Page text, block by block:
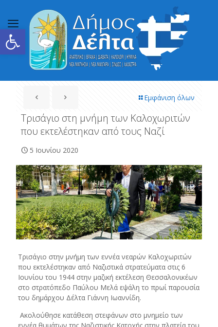
Ανοίξτε τη γραμμή εργαλείων
Εμφάνιση όλων
Τρισάγιο στη μνήμη των Καλοχωριτών
που εκτελέστηκαν από τους Ναζί
5 Ιουνίου 2020
Τρισάγιο στην μνήμη των εννέα νεαρών Καλοχωριτών
που εκτελέστηκαν από Ναζιστικά στρατεύματα στις 6
Ιουνίου του 1944 στην μαζική εκτέλεση Θεσσαλονικέων
στο στρατόπεδο Παύλου Μελά εψάλη το πρωί παρουσία
του δημάρχου Δέλτα Γιάννη Ιωαννίδη.
Ακολούθησε κατάθεση στεφάνων στο μνημείο των